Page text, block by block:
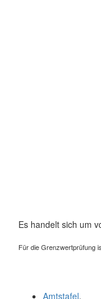
Es handelt sich um
Für die Grenzwertprüfung
Amtstafel.